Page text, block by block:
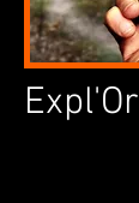
Expl'Or